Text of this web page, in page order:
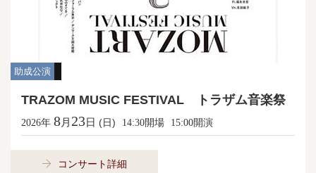
助成公演
TRAZOM MUSIC FESTIVAL トラザム音楽祭
2026年 8月 23日 (日) 14:30開場 15:00開演
コンサート詳細